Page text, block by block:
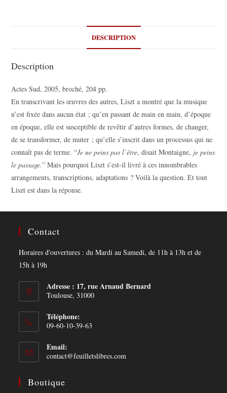
DESCRIPTION
Description
Actes Sud, 2005, broché, 204 pp.
En transcrivant les œuvres des autres, Liszt a montré que la musique
n’est fixée dans aucun état ; qu’en passant de main en main, d’époque
en époque, elle est susceptible de revêtir d’autres formes, de changer,
de se transformer, de muter ; qu’elle s’inscrit dans un processus qui ne
connaît pas de terme. “Je ne peins pas l’être, disait Montaigne, je peins
le passage.” Mais pourquoi Liszt s’est-il livré à ces innombrables
arrangements, transcriptions, adaptations ? Voilà la question. Et tout
Liszt est dans la réponse.
Contact
Horaires d'ouvertures : du Mardi au Samedi, de 11h à 13h et de
15h à 19h
Adresse : 17, rue Arnaud Bernard
Toulouse, 31000
Téléphone:
09-60-10-39-63
Email:
contact@feuilletslibres.com
Boutique